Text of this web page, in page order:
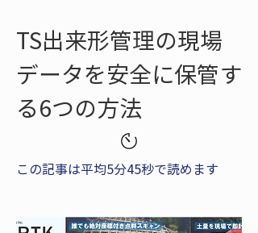
TS出来形管理の現場
データを安全に保管す
る6つの方法
この記事は平均5分45秒で読めます